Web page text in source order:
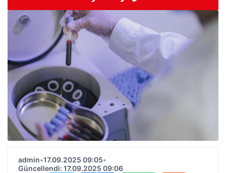
admin•17.09.2025 09:05•
Güncellendi: 17.09.2025 09:06